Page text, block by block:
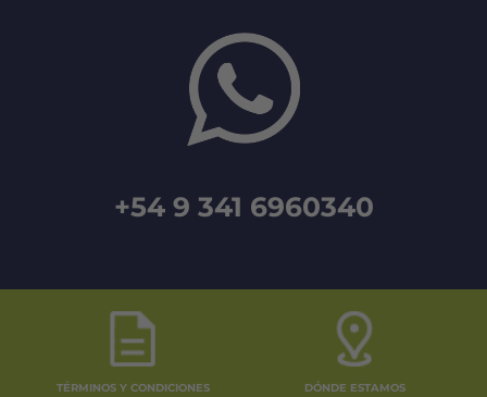
+54 9 341 6960340
TÉRMINOS Y CONDICIONES DÓNDE ESTAMOS